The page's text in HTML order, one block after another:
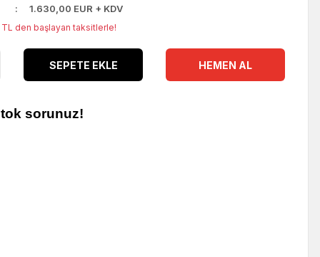
1.630,00 EUR + KDV
den başlayan taksitlerle!
SEPETE EKLE HEMEN AL
sorunuz!